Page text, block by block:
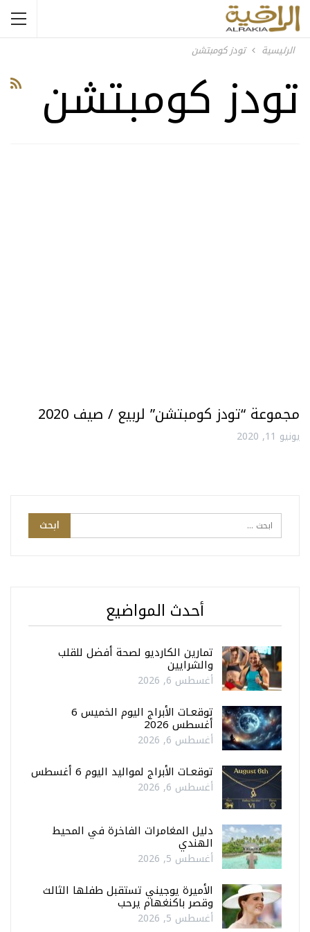
الرئيسية تودز كومبتشن
تودز كومبتشن
مجموعة “تودز كومبتشن” لربيع / صيف 2020
يونيو 11, 2020
أحدث المواضيع
تمارين الكارديو لصحة أفضل للقلب
والشرايين
أغسطس 6, 2026
توقعـات الأبراج اليوم الخميس 6
أغسطس 2026
أغسطس 6, 2026
توقعـات الأبراج لمواليد اليوم 6 أغسطس
أغسطس 6, 2026
دليل المغامرات الفاخرة في المحيط
الهندي
أغسطس 5, 2026
الأميرة يوجيني تستقبل طفلها الثالث
وقصر باكنغهام يرحب
أغسطس 5, 2026